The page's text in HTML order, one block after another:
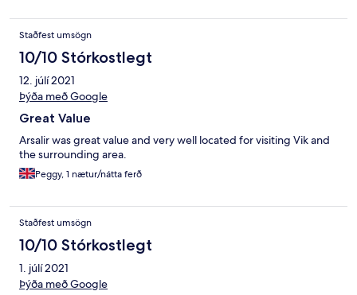
Staðfest umsögn
10/10 Stórkostlegt
12. júlí 2021
Þýða með Google
Great Value
Arsalir was great value and very well located for visiting Vik and
the surrounding area.
Peggy, 1 nætur/nátta ferð
Staðfest umsögn
10/10 Stórkostlegt
1. júlí 2021
Þýða með Google